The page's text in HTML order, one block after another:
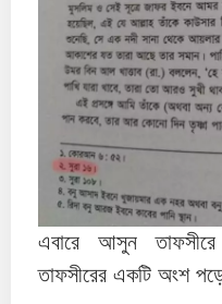
এবারে আসুন তাফসীরে
তাফসীরের একটি অংশ